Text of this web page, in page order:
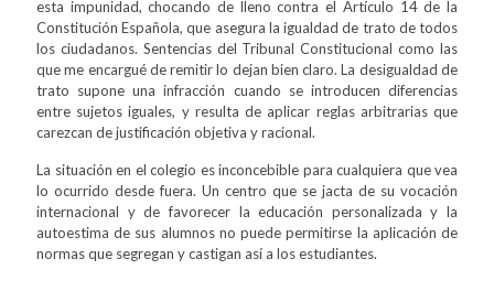
esta impunidad, chocando de lleno contra el Artículo 14 de la
Constitución Española, que asegura la igualdad de trato de todos
los ciudadanos. Sentencias del Tribunal Constitucional como las
que me encargué de remitir lo dejan bien claro. La desigualdad de
trato supone una infracción cuando se introducen diferencias
entre sujetos iguales, y resulta de aplicar reglas arbitrarias que
carezcan de justificación objetiva y racional.
La situación en el colegio es inconcebible para cualquiera que vea
lo ocurrido desde fuera. Un centro que se jacta de su vocación
internacional y de favorecer la educación personalizada y la
autoestima de sus alumnos no puede permitirse la aplicación de
normas que segregan y castigan así a los estudiantes.